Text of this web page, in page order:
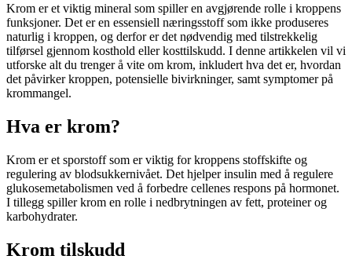
Krom er et viktig mineral som spiller en avgjørende rolle i kroppens
funksjoner. Det er en essensiell næringsstoff som ikke produseres
naturlig i kroppen, og derfor er det nødvendig med tilstrekkelig
tilførsel gjennom kosthold eller kosttilskudd. I denne artikkelen vil vi
utforske alt du trenger å vite om krom, inkludert hva det er, hvordan
det påvirker kroppen, potensielle bivirkninger, samt symptomer på
krommangel.
Hva er krom?
Krom er et sporstoff som er viktig for kroppens stoffskifte og
regulering av blodsukkernivået. Det hjelper insulin med å regulere
glukosemetabolismen ved å forbedre cellenes respons på hormonet.
I tillegg spiller krom en rolle i nedbrytningen av fett, proteiner og
karbohydrater.
Krom tilskudd